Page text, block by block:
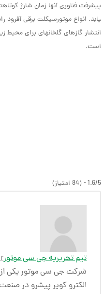
یابد. انواع موتورسیکلت برقی آفرود
انتشار گازهای گلخانه­ای برای محیط
است.
1.6/5 - (84 امتیاز)
تیم تحریریه جی سی موتور
شرکت جی سی موتور یکی
الکترو کویر پیشرو در